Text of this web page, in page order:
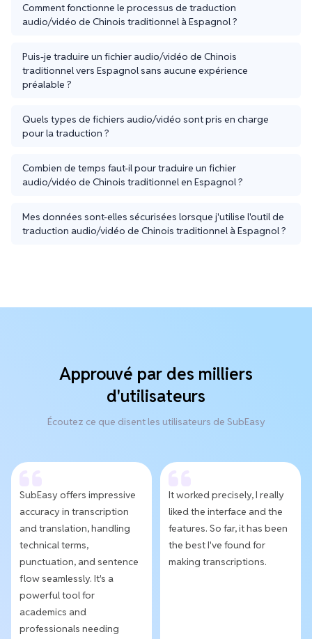
Comment fonctionne le processus de traduction
audio/vidéo de Chinois traditionnel à Espagnol ?
Puis-je traduire un fichier audio/vidéo de Chinois
traditionnel vers Espagnol sans aucune expérience
préalable ?
Quels types de fichiers audio/vidéo sont pris en charge
pour la traduction ?
Combien de temps faut-il pour traduire un fichier
audio/vidéo de Chinois traditionnel en Espagnol ?
Mes données sont-elles sécurisées lorsque j'utilise l'outil de
traduction audio/vidéo de Chinois traditionnel à Espagnol ?
Approuvé par des milliers
d'utilisateurs
Écoutez ce que disent les utilisateurs de SubEasy
SubEasy offers impressive
accuracy in transcription
and translation, handling
technical terms,
punctuation, and sentence
flow seamlessly. It's a
powerful tool for
academics and
professionals needing
It worked precisely, I really
liked the interface and the
features. So far, it has been
the best I've found for
making transcriptions.